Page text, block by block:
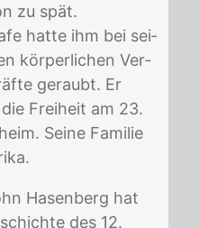
zu spät.
hat­te ihm bei sei­
kör­per­li­chen Ver­
ge­raubt. Er
Frei­heit am 23.
Sei­ne Fa­mi­lie
Ha­sen­berg hat
des 12.